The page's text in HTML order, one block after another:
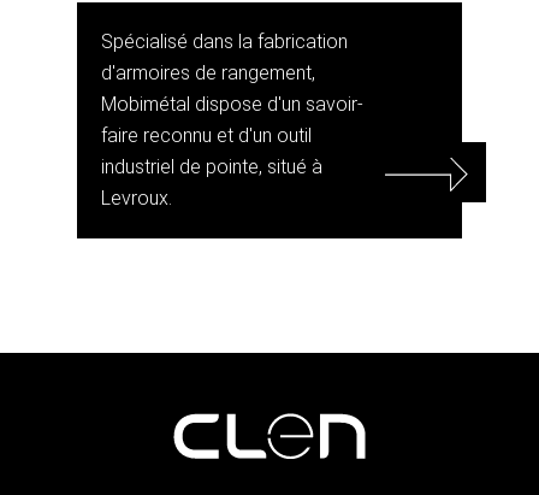
Spécialisé dans la fabrication
d'armoires de rangement,
Mobimétal dispose d'un savoir-
faire reconnu et d'un outil
industriel de pointe, situé à
Levroux.